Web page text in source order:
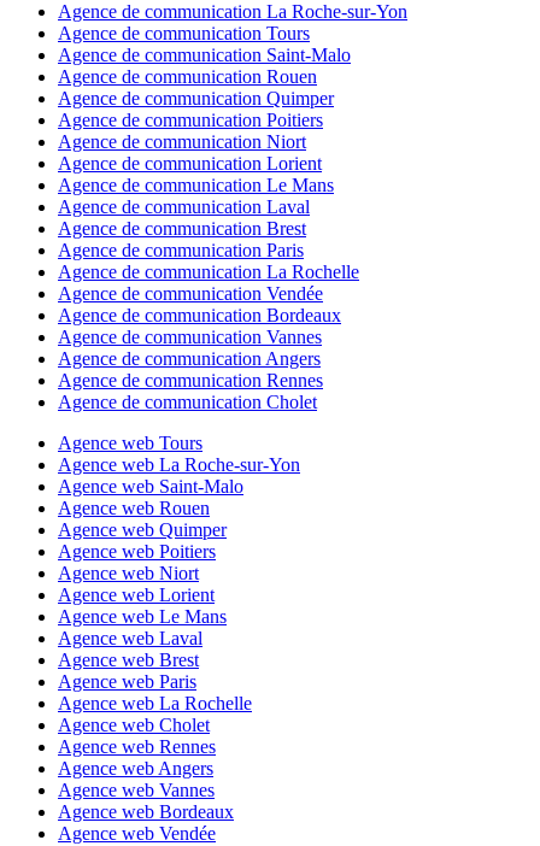
Agence de communication La Roche-sur-Yon
Agence de communication Tours
Agence de communication Saint-Malo
Agence de communication Rouen
Agence de communication Quimper
Agence de communication Poitiers
Agence de communication Niort
Agence de communication Lorient
Agence de communication Le Mans
Agence de communication Laval
Agence de communication Brest
Agence de communication Paris
Agence de communication La Rochelle
Agence de communication Vendée
Agence de communication Bordeaux
Agence de communication Vannes
Agence de communication Angers
Agence de communication Rennes
Agence de communication Cholet
Agence web Tours
Agence web La Roche-sur-Yon
Agence web Saint-Malo
Agence web Rouen
Agence web Quimper
Agence web Poitiers
Agence web Niort
Agence web Lorient
Agence web Le Mans
Agence web Laval
Agence web Brest
Agence web Paris
Agence web La Rochelle
Agence web Cholet
Agence web Rennes
Agence web Angers
Agence web Vannes
Agence web Bordeaux
Agence web Vendée